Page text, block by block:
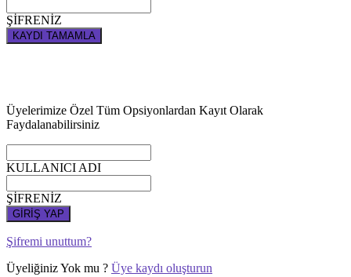
ŞİFRENİZ
KAYDI TAMAMLA
Üyelerimize Özel Tüm Opsiyonlardan Kayıt Olarak
Faydalanabilirsiniz
KULLANICI ADI
ŞİFRENİZ
GİRİŞ YAP
Şifremi unuttum?
Üyeliğiniz Yok mu ? Üye kaydı oluşturun